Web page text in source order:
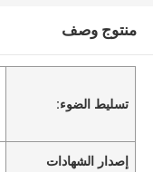
منتوج وصف
تسليط الضوء:
إصدار الشهادات